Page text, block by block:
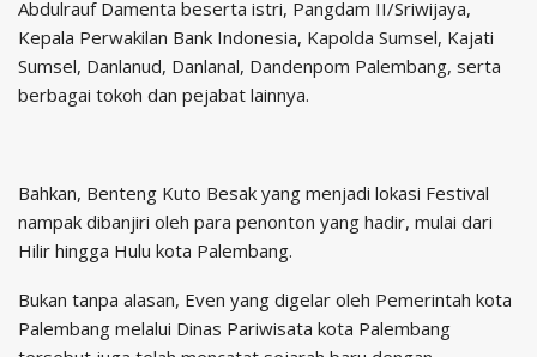
Abdulrauf Damenta beserta istri, Pangdam II/Sriwijaya,
Kepala Perwakilan Bank Indonesia, Kapolda Sumsel, Kajati
Sumsel, Danlanud, Danlanal, Dandenpom Palembang, serta
berbagai tokoh dan pejabat lainnya.
Bahkan, Benteng Kuto Besak yang menjadi lokasi Festival
nampak dibanjiri oleh para penonton yang hadir, mulai dari
Hilir hingga Hulu kota Palembang.
Bukan tanpa alasan, Even yang digelar oleh Pemerintah kota
Palembang melalui Dinas Pariwisata kota Palembang